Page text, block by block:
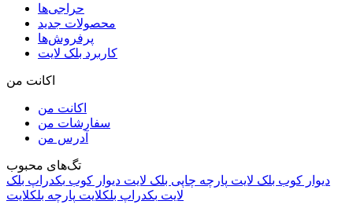
حراجی‌ها
محصولات جدید
پرفروش‌ها
کاربرد بلک لایت
اکانت من
اکانت من
سفارشات من
آدرس من
تگ‌های محبوب
دیوار کوب بلک لایت پارچه چاپی بلک لایت دیوار کوب بکدراپ بلک
لایت بکدراپ بلکلایت پارچه بلکلایت